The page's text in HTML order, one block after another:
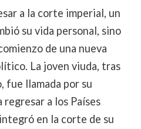
a la corte imperial, un
su vida personal, sino
de una nueva
La joven viuda, tras
fue llamada por su
regresar a los Países
en la corte de su